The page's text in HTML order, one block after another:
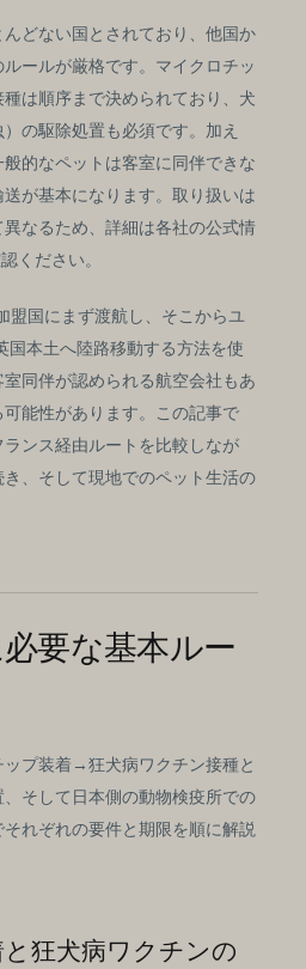
どない国とされており、他国か
ールが厳格です。マイクロチッ
は順序まで決められており、犬
の駆除処置も必須です。加え
的なペットは客室に同伴できな
が基本になります。取り扱いは
なるため、詳細は各社の公式情
ください。
盟国にまず渡航し、そこからユ
国本土へ陸路移動する方法を使
同伴が認められる航空会社もあ
能性があります。この記事で
ンス経由ルートを比較しなが
、そして現地でのペット生活の
要な基本ルー
プ装着→狂犬病ワクチン接種と
そして日本側の動物検疫所での
れぞれの要件と期限を順に解説
狂犬病ワクチンの